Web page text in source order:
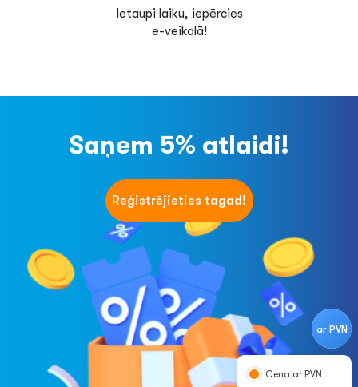
ar PVN
Cena ar PVN
Ietaupi laiku, iepērcies
e-veikalā!
Saņem 5% atlaidi!
Reģistrējieties tagad!